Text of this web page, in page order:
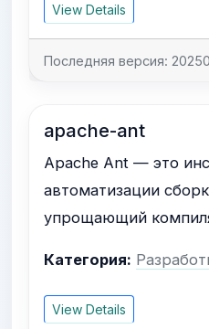
View Details
Последняя версия:
apache-ant
Apache Ant — это
автоматизации
упрощающий
Категория:
View Details